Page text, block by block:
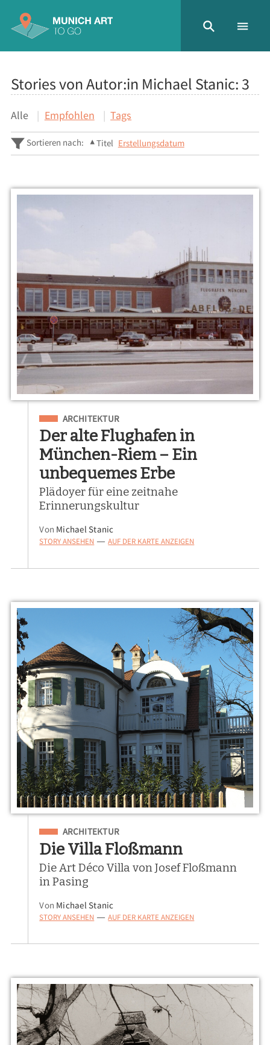
Stories von Autor:in Michael Stanic: 3
Alle Empfohlen Tags
Sortieren nach: Titel Erstellungsdatum
Eingeordnet unter
ARCHITEKTUR
Der alte Flughafen in
München-Riem – Ein
unbequemes Erbe
Plädoyer für eine zeitnahe
Erinnerungskultur
Von Michael Stanic
STORY ANSEHEN — AUF DER KARTE ANZEIGEN
Eingeordnet unter
ARCHITEKTUR
Die Villa Floßmann
Die Art Déco Villa von Josef Floßmann
in Pasing
Von Michael Stanic
STORY ANSEHEN — AUF DER KARTE ANZEIGEN